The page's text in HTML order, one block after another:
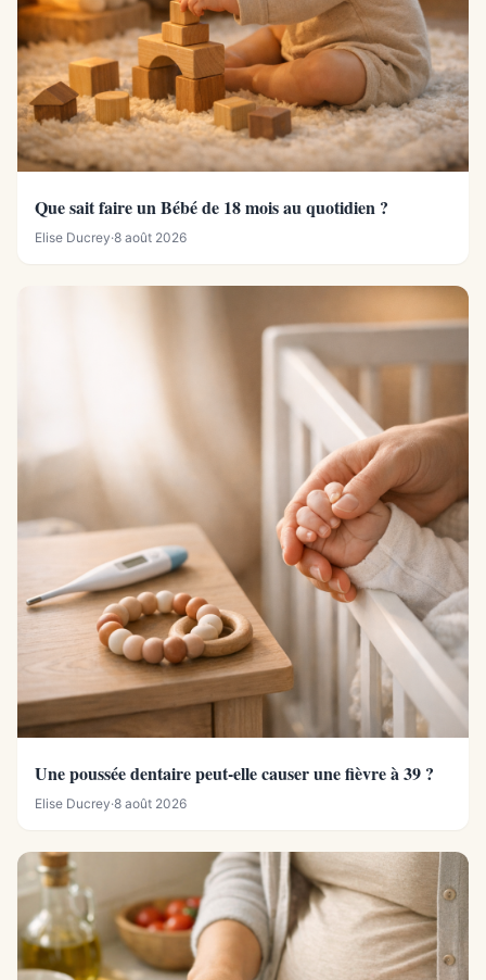
Que sait faire un Bébé de 18 mois au quotidien ?
Elise Ducrey·8 août 2026
Une poussée dentaire peut-elle causer une fièvre à 39 ?
Elise Ducrey·8 août 2026